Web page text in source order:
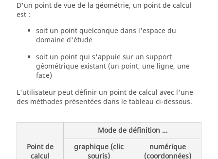
D'un point de vue de la géométrie, un point de calcul
est :
soit un point quelconque dans l'espace du
domaine d'étude
soit un point qui s'appuie sur un support
géométrique existant (un point, une ligne, une
face)
L'utilisateur peut définir un point de calcul avec l'une
des méthodes présentées dans le tableau ci-dessous.
Point de
calcul
Mode de définition …
graphique (clic
souris)
numérique
(coordonnées)